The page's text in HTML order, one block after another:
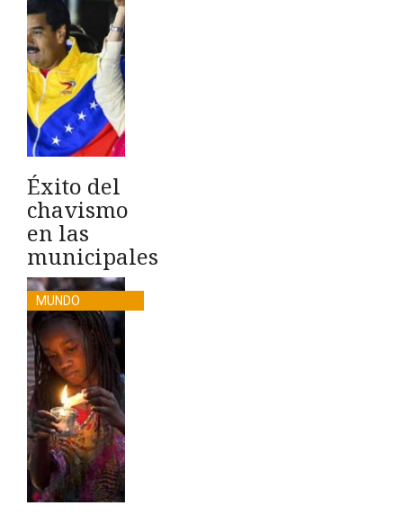
Éxito del
chavismo
en las
municipales
MUNDO